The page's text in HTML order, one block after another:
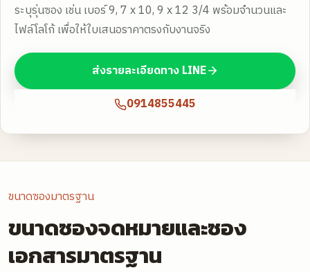
ระบุรุ่นซอง เช่น เบอร์ 9, 7 x 10, 9 x 12 3/4 พร้อมจำนวนและ
ไฟล์โลโก้ เพื่อให้ใบเสนอราคาตรงกับงานจริง
ส่งรายละเอียดทาง LINE
0914855445
ขนาดซองมาตรฐาน
ขนาดซองจดหมายและซอง
เอกสารมาตรฐาน